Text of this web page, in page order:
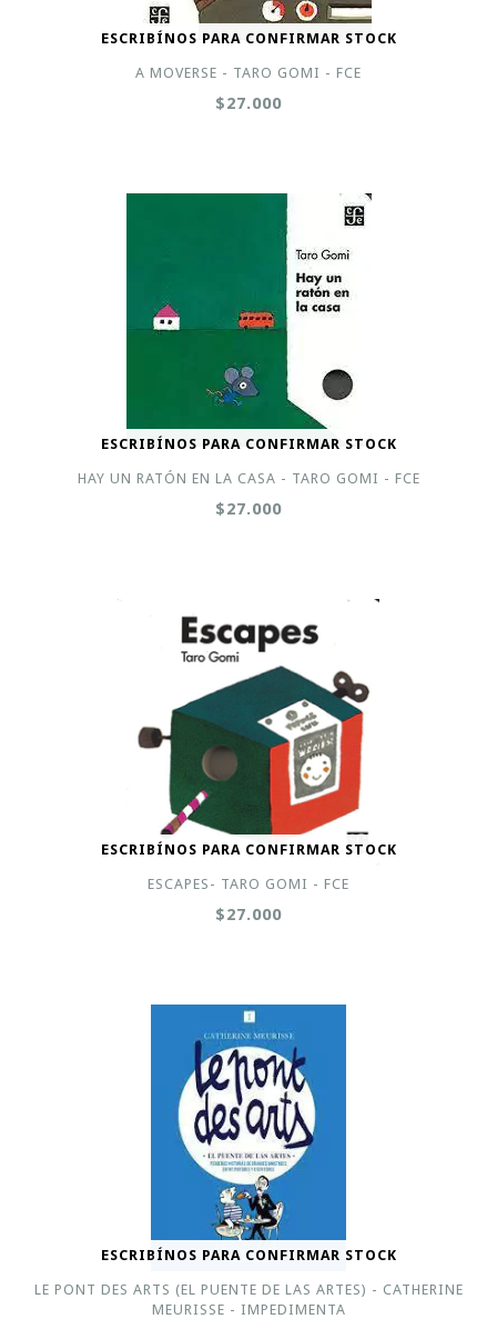
ESCRIBÍNOS PARA CONFIRMAR STOCK
A MOVERSE - TARO GOMI - FCE
$27.000
ESCRIBÍNOS PARA CONFIRMAR STOCK
HAY UN RATÓN EN LA CASA - TARO GOMI - FCE
$27.000
ESCRIBÍNOS PARA CONFIRMAR STOCK
ESCAPES- TARO GOMI - FCE
$27.000
ESCRIBÍNOS PARA CONFIRMAR STOCK
LE PONT DES ARTS (EL PUENTE DE LAS ARTES) - CATHERINE
MEURISSE - IMPEDIMENTA